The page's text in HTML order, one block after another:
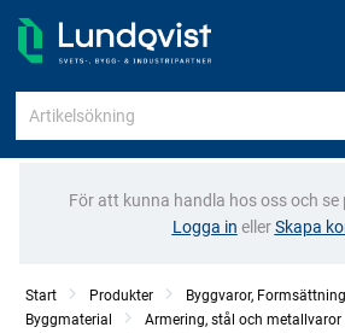
För att kunna handla hos oss och se
Logga in ellerSkapa
Start Produkter
Byggvaror,
Byggmaterial
Armering, stål och metallvaror